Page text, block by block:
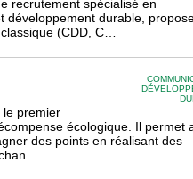
recrutement spécialisé en
développement durable,
(CDD, C…
le premier
écologique. Il permet
des points en réalisant des